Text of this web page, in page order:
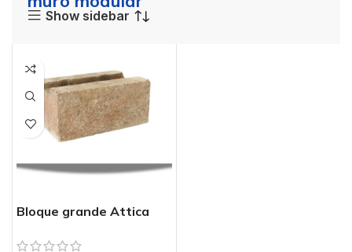
Show sidebar
Bloque grande Attica